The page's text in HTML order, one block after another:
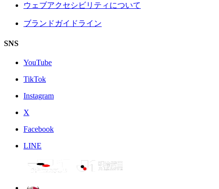
ウェブアクセシビリティについて
ブランドガイドライン
SNS
YouTube
TikTok
Instagram
X
Facebook
LINE